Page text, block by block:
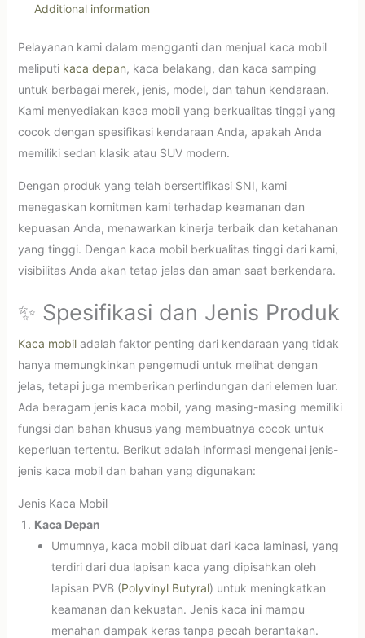
Additional information
Pelayanan kami dalam mengganti dan menjual kaca mobil
meliputi kaca depan, kaca belakang, dan kaca samping
untuk berbagai merek, jenis, model, dan tahun kendaraan.
Kami menyediakan kaca mobil yang berkualitas tinggi yang
cocok dengan spesifikasi kendaraan Anda, apakah Anda
memiliki sedan klasik atau SUV modern.
Dengan produk yang telah bersertifikasi SNI, kami
menegaskan komitmen kami terhadap keamanan dan
kepuasan Anda, menawarkan kinerja terbaik dan ketahanan
yang tinggi. Dengan kaca mobil berkualitas tinggi dari kami,
visibilitas Anda akan tetap jelas dan aman saat berkendara.
✨ Spesifikasi dan Jenis Produk
Kaca mobiladalah faktor penting dari kendaraan yang tidak
hanya memungkinkan pengemudi untuk melihat dengan
jelas, tetapi juga memberikan perlindungan dari elemen luar.
Ada beragam jenis kaca mobil, yang masing-masing memiliki
fungsi dan bahan khusus yang membuatnya cocok untuk
keperluan tertentu. Berikut adalah informasi mengenai jenis-
jenis kaca mobil dan bahan yang digunakan:
Jenis Kaca Mobil
Kaca Depan
Umumnya, kaca mobil dibuat dari kaca laminasi, yang
terdiri dari dua lapisan kaca yang dipisahkan oleh
lapisan PVB (Polyvinyl Butyral) untuk meningkatkan
keamanan dan kekuatan. Jenis kaca ini mampu
menahan dampak keras tanpa pecah berantakan.